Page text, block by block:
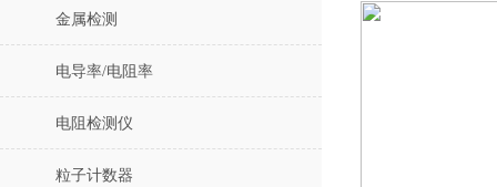
金属检测
电导率/电阻率
电阻检测仪
粒子计数器